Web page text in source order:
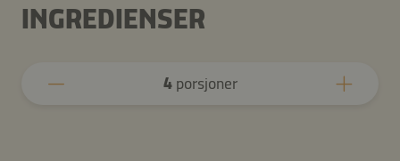
INGREDIENSER
4porsjoner